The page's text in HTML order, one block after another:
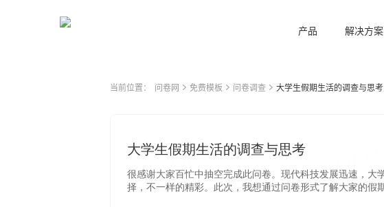
产品 解决方案
当前位置： 问卷网 免费模板 问卷调查 大学生假期生活的调查与思考